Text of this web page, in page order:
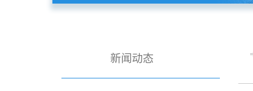
新闻动态